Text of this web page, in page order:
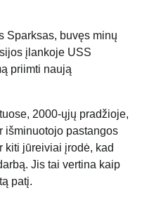
Sparksas, buvęs minų
įlankoje USS
priimti naują
2000-ųjų pradžioje,
išminuotojo pastangos
kiti jūreiviai įrodė, kad
Jis tai vertina kaip
patį.